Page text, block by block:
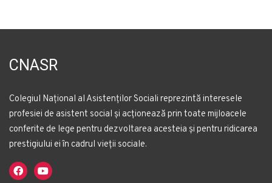
CNASR
Colegiul Național al Asistenților Sociali reprezintă interesele
profesiei de asistent social și acționează prin toate mijloacele
conferite de lege pentru dezvoltarea acesteia și pentru ridicarea
prestigiului ei în cadrul vieții sociale.